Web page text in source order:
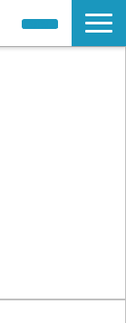
資料請求